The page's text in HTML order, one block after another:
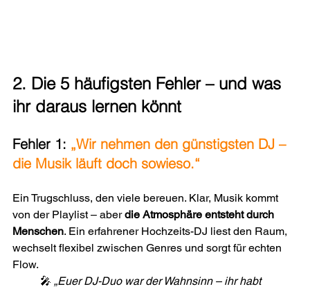
2. Die 5 häufigsten Fehler – und was
ihr daraus lernen könnt
Fehler 1: „Wir nehmen den günstigsten DJ –
die Musik läuft doch sowieso.“
Ein Trugschluss, den viele bereuen. Klar, Musik kommt
von der Playlist – aber die Atmosphäre entsteht durch
Menschen. Ein erfahrener Hochzeits-DJ liest den Raum,
wechselt flexibel zwischen Genres und sorgt für echten
Flow.
🎤 „Euer DJ-Duo war der Wahnsinn – ihr habt